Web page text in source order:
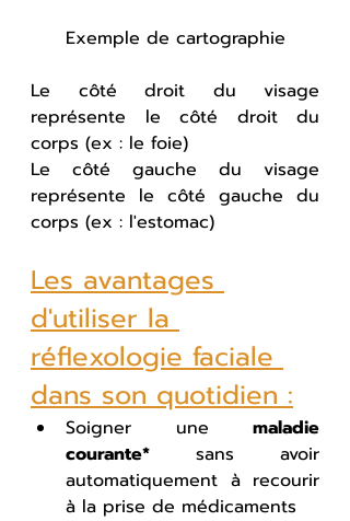
Exemple de cartographie
Le côté droit du visage
représente le côté droit du
corps (ex : le foie)
Le côté gauche du visage
représente le côté gauche du
corps (ex : l'estomac)
Les avantages
d'utiliser la
réflexologie faciale
dans son quotidien :
Soigner une maladie
courante* sans avoir
automatiquement à recourir
à la prise de médicaments